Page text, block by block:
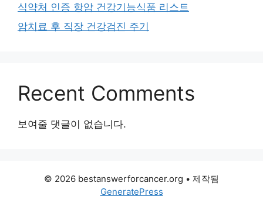
식약처 인증 항암 건강기능식품 리스트
암치료 후 직장 건강검진 주기
Recent Comments
보여줄 댓글이 없습니다.
© 2026 bestanswerforcancer.org • 제작됨
GeneratePress